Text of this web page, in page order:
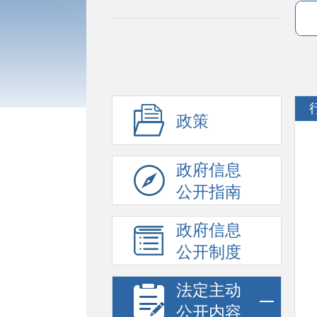
政策
政府信息
公开指南
政府信息
公开制度
法定主动
公开内容